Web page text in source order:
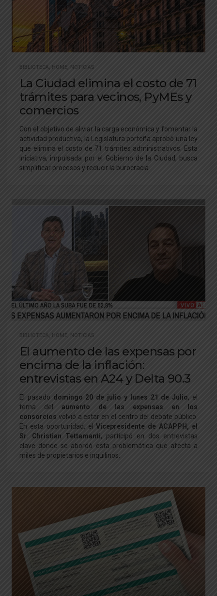
BIBLIOTECA, HOME, NOTICIAS
La Ciudad elimina el costo de 71
trámites para vecinos, PyMEs y
comercios
Con el objetivo de aliviar la carga económica y fomentar la
actividad productiva, la Legislatura porteña aprobó una ley
que elimina el costo de 71 trámites administrativos. Esta
iniciativa, impulsada por el Gobierno de la Ciudad, busca
simplificar procesos y reducir la burocracia.
BIBLIOTECA HOME, NOTICIAS
El aumento de las expensas por
encima de la inflación:
entrevistas en A24 y Delta 90.3
El pasado domingo 20 de julio y lunes 21 de Julio, el
tema del aumento de las expensas en los
consorcios volvió a estar en el centro del debate público.
En esta oportunidad, elVicepresidente de ACAPPH, el
Sr. Christian Tettamanti, participó en dos entrevistas
clave donde se abordó esta problemática que afecta a
miles de propietarios e inquilinos.